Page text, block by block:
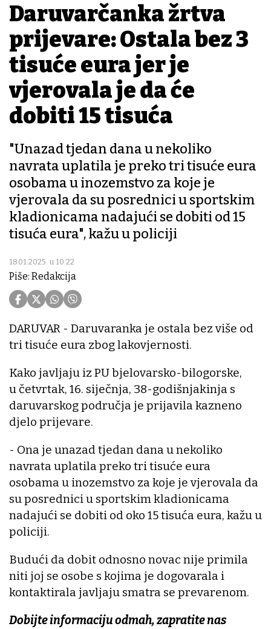
Daruvarčanka žrtva
prijevare: Ostala bez 3
tisuće eura jer je
vjerovala je da će
dobiti 15 tisuća
"Unazad tjedan dana u nekoliko
navrata uplatila je preko tri tisuće eura
osobama u inozemstvo za koje je
vjerovala da su posrednici u sportskim
kladionicama nadajući se dobiti od 15
tisuća eura", kažu u policiji
18.01.2025. u 10:22
Piše: Redakcija
DARUVAR - Daruvaranka je ostala bez više od
tri tisuće eura zbog lakovjernosti.
Kako javljaju iz PU bjelovarsko-bilogorske,
u četvrtak, 16. siječnja, 38-godišnjakinja s
daruvarskog područja je prijavila kazneno
djelo prijevare.
- Ona je unazad tjedan dana u nekoliko
navrata uplatila preko tri tisuće eura
osobama u inozemstvo za koje je vjerovala da
su posrednici u sportskim kladionicama
nadajući se dobiti od oko 15 tisuća eura, kažu u
policiji.
Budući da dobit odnosno novac nije primila
niti joj se osobe s kojima je dogovarala i
kontaktirala javljaju smatra se prevarenom.
Dobijte informaciju odmah, zapratite nas